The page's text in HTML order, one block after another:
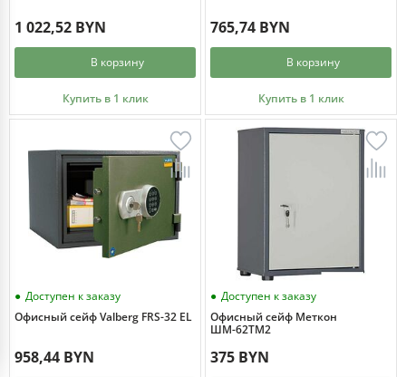
1 022,52 BYN
В корзину
Купить в 1 клик
765,74 BYN
В корзину
Купить в 1 клик
Доступен к заказу
Офисный сейф Valberg FRS-32 EL
958,44 BYN
Доступен к заказу
Офисный сейф Меткон
ШМ-62ТМ2
375 BYN